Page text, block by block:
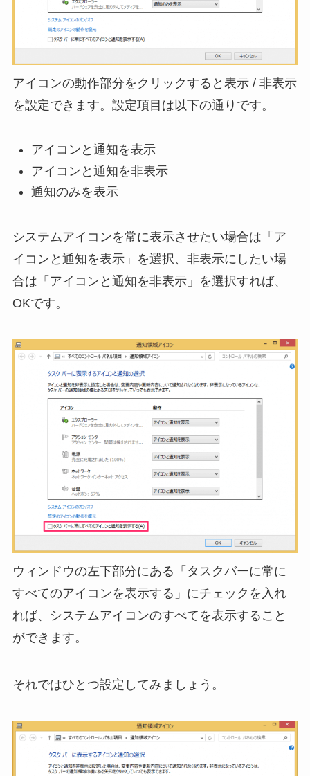
アイコンの動作部分をクリックすると表示 / 非表示
を設定できます。設定項目は以下の通りです。
アイコンと通知を表示
アイコンと通知を非表示
通知のみを表示
システムアイコンを常に表示させたい場合は「ア
イコンと通知を表示」を選択、非表示にしたい場
合は「アイコンと通知を非表示」を選択すれば、
OKです。
ウィンドウの左下部分にある「タスクバーに常に
すべてのアイコンを表示する」にチェックを入れ
れば、システムアイコンのすべてを表示すること
ができます。
それではひとつ設定してみましょう。